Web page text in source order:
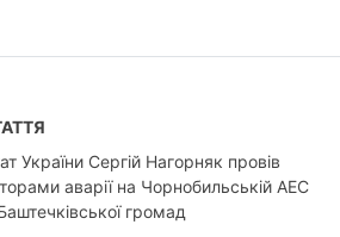
України Сергій Нагорняк провів
аварії на Чорнобильській АЕС
громад